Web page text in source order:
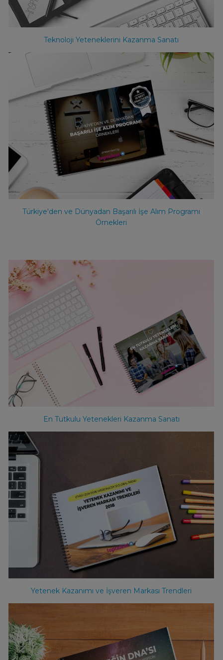
Teknoloji Yeteneklerini Kazanma Sanatı
Türkiye'den ve Dünyadan Başarılı İşe Alım Programı
Örnekleri
En Tutkulu Yetenekleri Kazanma Sanatı
Yetenek Kazanımı ve İşveren Markası Trendleri